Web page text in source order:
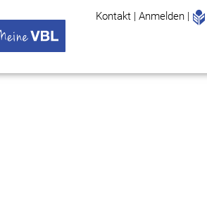
Kontakt | Anmelden |